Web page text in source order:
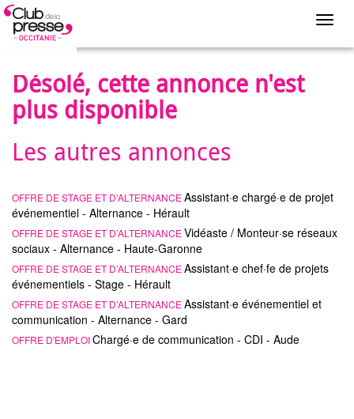
Désolé, cette annonce n'est
plus disponible
Les autres annonces
OFFRE DE STAGE ET D’ALTERNANCEAssistant·e chargé·e de projet
événementiel - Alternance - Hérault
OFFRE DE STAGE ET D’ALTERNANCEVidéaste / Monteur·se réseaux
sociaux - Alternance - Haute-Garonne
OFFRE DE STAGE ET D’ALTERNANCEAssistant·e chef·fe de projets
événementiels - Stage - Hérault
OFFRE DE STAGE ET D’ALTERNANCEAssistant·e événementiel et
communication - Alternance - Gard
OFFRE D'EMPLOIChargé·e de communication - CDI - Aude